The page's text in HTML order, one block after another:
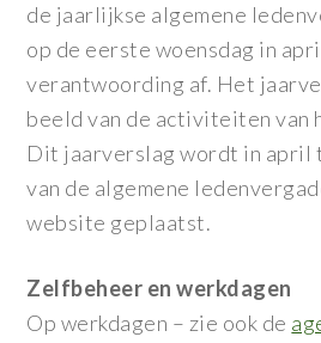
de jaarlijkse algemene
op de eerste woensdag in
verantwoording af. Het
beeld van de activiteiten van
Dit jaarverslag wordt in april
van de algemene
website geplaatst.
Zelfbeheer en werkdagen
Op werkdagen – zie ook de